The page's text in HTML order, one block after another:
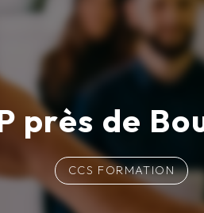
près de
CCS FORMATION